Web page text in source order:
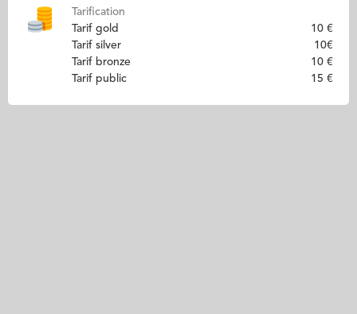
Tarification
Tarif gold
10 €
Tarif silver
10€
Tarif bronze
10 €
Tarif public
15 €